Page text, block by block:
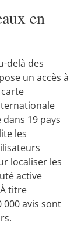
en
delà des
un accès à
19 pays
les
localiser les
active
titre
000 avis sont